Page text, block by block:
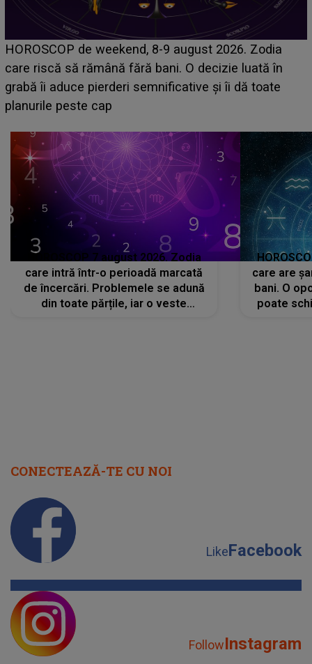
Emanuel a ținut ACEST DETALIU ASCUNS până
acum! În fața Alexandrei, concurentul din Casa Iubirii
face o MĂRTURISIRE NEAȘTEPTATĂ despre mama
sa: "I-am spus și ei în față, eu nu te iubesc pentru
HOROSCOP 7 august 2026. Zodia
care intră într-o perioadă marcată
de încercări. Problemele se adună
din toate părțile, iar o veste
care are
bani. O
poate
CONECTEAZĂ-TE CU NOI
LikeFacebook
FollowInstagram